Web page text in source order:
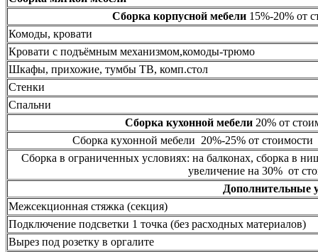
Сборка корпусной мебели15%-20% от
Комоды, кровати
Кровати с подъёмным механизмом,комоды-трюмо
Шкафы, прихожие, тумбы ТВ, комп.стол
Стенки
Спальни
Сборка кухонной мебели20% от
Сборка кухонной мебели 20%-25% от стоимости
Сборка в ограниченных условиях: на балконах, сборка в
увеличение на 30% от
Дополнительные
Межсекционная стяжка (секция)
Подключение подсветки 1 точка (без расходных материалов)
Вырез под розетку в оргалите